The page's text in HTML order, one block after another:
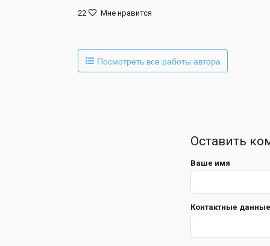
22 Мне нравится
Посмотреть все работы автора
Оставить
Ваше имя
Контактные